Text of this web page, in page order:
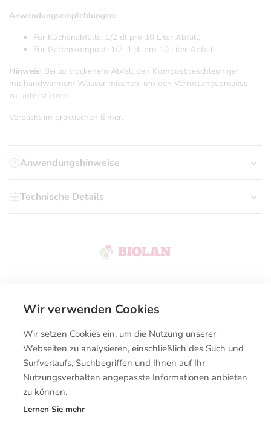
Anwendungsempfehlungen:
Für Küchenabfälle: 1/2 dl pro 10 Liter Abfall.
Für Gartenkompost: 1/2–1 dl pro 10 Liter Abfall.
Hinweis: Bei zu trockenem Abfall den Kompostbeschleuniger
mit handwarmem Wasser mischen, um den Verrottungsprozess
zu unterstützen.
Verpackt im praktischen Eimer.
Anwendungshinweise
Technische Details
Kontakt
Kaufbedingungen
Wir verwenden Cookies
Wir setzen Cookies ein, um die Nutzung unserer
Webseiten zu analysieren, einschließlich des Such und
Surfverlaufs, Suchbegriffen und Ihnen auf Ihr
Nutzungsverhalten angepasste Informationen anbieten
zu können.
Lernen Sie mehr